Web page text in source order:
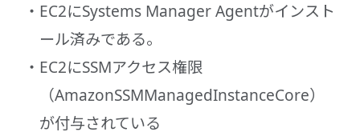
EC2にSystems Manager Agentがインスト
ール済みである。
EC2にSSMアクセス権限
（AmazonSSMManagedInstanceCore）
が付与されている